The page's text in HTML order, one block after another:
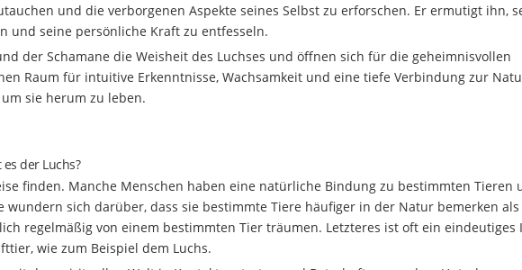
und die verborgenen Aspekte seines Selbst zu erforschen. Er ermutigt ihn,
und seine persönliche Kraft zu entfesseln.
der Schamane die Weisheit des Luchses und öffnen sich für die geheimnisvollen
Raum für intuitive Erkenntnisse, Wachsamkeit und eine tiefe Verbindung zur
sie herum zu leben.
der Luchs?
finden. Manche Menschen haben eine natürliche Bindung zu bestimmten Tieren
sich darüber, dass sie bestimmte Tiere häufiger in der Natur bemerken als
regelmäßig von einem bestimmten Tier träumen. Letzteres ist oft ein eindeutiges
wie zum Beispiel dem Luchs.